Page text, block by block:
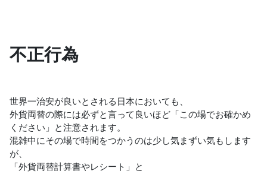
不正行為
世界一治安が良いとされる日本においても、
外貨両替の際には必ずと言って良いほど「この場でお確かめ
ください」と注意されます。
混雑中にその場で時間をつかうのは少し気まずい気もします
が、
「外貨両替計算書やレシート」と